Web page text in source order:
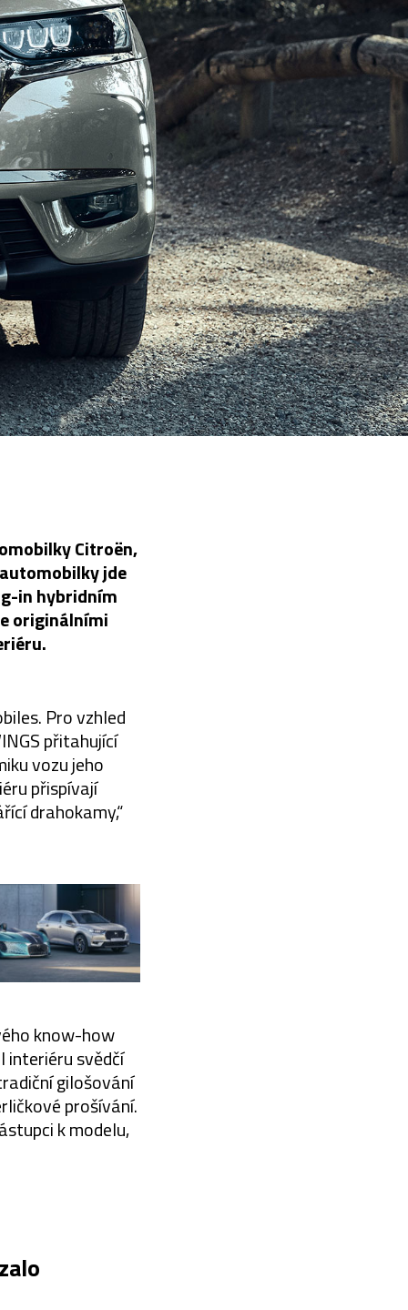
Citroën,
jde
in hybridním
originálními
Pro vzhled
přitahující
vozu jeho
přispívají
drahokamy,“
know-how
interiéru svědčí
gilošování
prošívání.
k modelu,